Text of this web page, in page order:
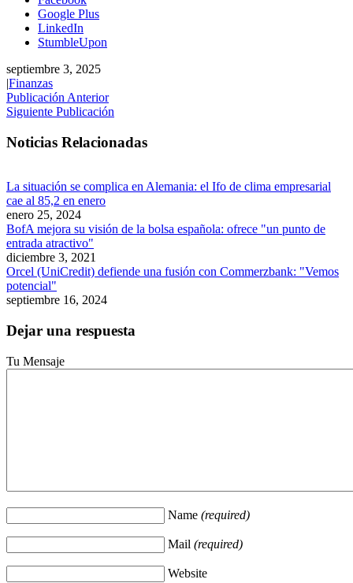
Google Plus
LinkedIn
StumbleUpon
septiembre 3, 2025
|Finanzas
Publicación Anterior
Siguiente Publicación
Noticias Relacionadas
La situación se complica en Alemania: el Ifo de clima empresarial
cae al 85,2 en enero
enero 25, 2024
BofA mejora su visión de la bolsa española: ofrece "un punto de
entrada atractivo"
diciembre 3, 2021
Orcel (UniCredit) defiende una fusión con Commerzbank: "Vemos
potencial"
septiembre 16, 2024
Dejar una respuesta
Tu Mensaje
Name (required)
Mail (required)
Website